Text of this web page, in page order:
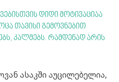
დიდი მოტივაციაა
თავისი გემოვნებით
კალმებს. რამდენად არის
ასაკში აუცილებელია,